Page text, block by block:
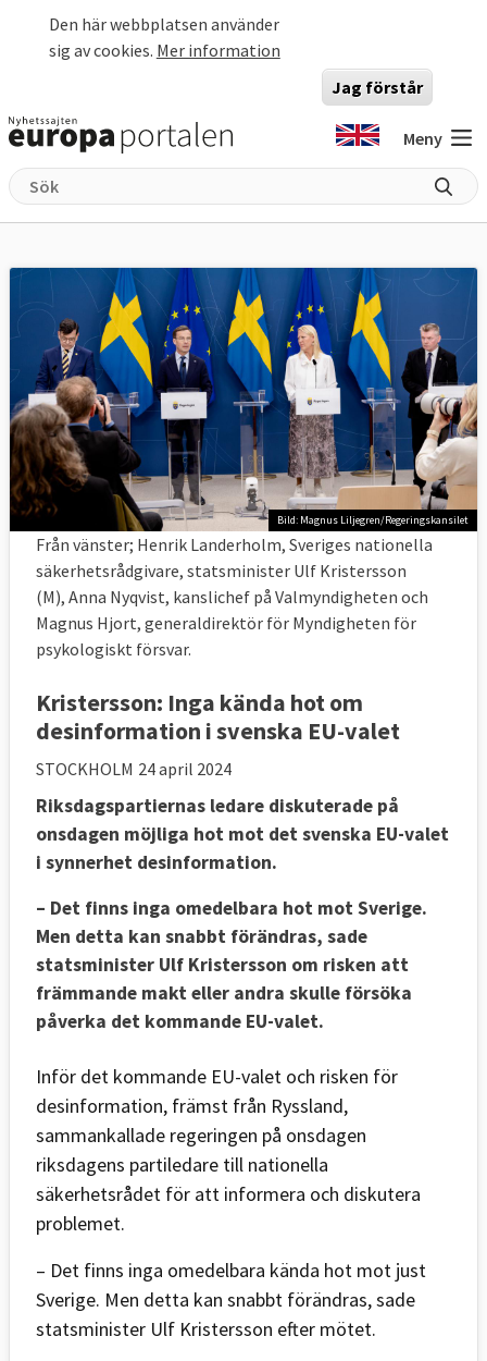
Den här webbplatsen använder
sig av cookies. Mer information
Jag förstår
Meny
Bild: Magnus Liljegren/Regeringskansilet
Från vänster; Henrik Landerholm, Sveriges nationella
säkerhetsrådgivare, statsminister Ulf Kristersson
(M), Anna Nyqvist, kanslichef på Valmyndigheten och
Magnus Hjort, generaldirektör för Myndigheten för
psykologiskt försvar.
Kristersson: Inga kända hot om
desinformation i svenska EU-valet
STOCKHOLM 24 april 2024
Riksdagspartiernas ledare diskuterade på
onsdagen möjliga hot mot det svenska EU-valet
i synnerhet desinformation.
– Det finns inga omedelbara hot mot Sverige.
Men detta kan snabbt förändras, sade
statsminister Ulf Kristersson om risken att
främmande makt eller andra skulle försöka
påverka det kommande EU-valet.
Inför det kommande EU-valet och risken för
desinformation, främst från Ryssland,
sammankallade regeringen på onsdagen
riksdagens partiledare till nationella
säkerhetsrådet för att informera och diskutera
problemet.
– Det finns inga omedelbara kända hot mot just
Sverige. Men detta kan snabbt förändras, sade
statsminister Ulf Kristersson efter mötet.